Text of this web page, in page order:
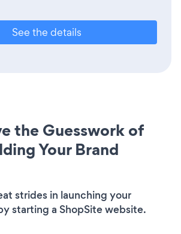
See the details
the Guesswork of
Your Brand
strides in launching your
starting a ShopSite website.